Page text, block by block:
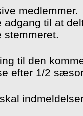
medlemmer.
adgang til at
stemmeret.
til den
efter 1/2